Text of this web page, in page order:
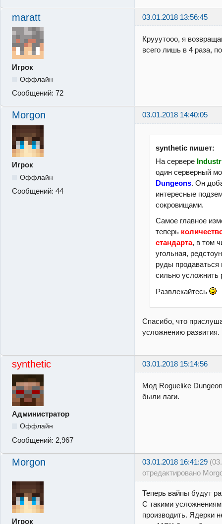
maratt 03.01.2018 13:56:45
Игрок
Оффлайн
Сообщений: 72
Крууутооо, я
всего лишь в 4 раза,
Morgon 03.01.2018 14:40:05
Игрок
Оффлайн
Сообщений: 44
synthetic пишет:
На сервере
один серверный
Dungeons. Он
интересные
сокровищами.
Самое главное
теперь
стандарта, в том
угольная,
руды продаваться
сильно усложнить
Развлекайтесь
Спасибо, что
усложнению развития.
synthetic 03.01.2018 15:14:56
Администратор
Оффлайн
Сообщений: 2,967
Мод Roguelike
были лаги.
Morgon 03.01.2018 16:41:29
отредактировано
Игрок
Теперь вайпы будут
С такими
производить. Ядерки